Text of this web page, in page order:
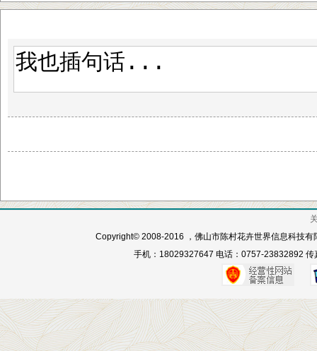
Copyright© 2008-2016 ，佛山市陈村花卉世界信息科技有
手机：18029327647 电话：0757-23832892